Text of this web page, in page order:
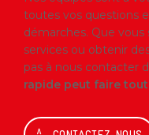
toutes vos questions
démarches. Que vous
services ou obtenir
pas à nous contacter
rapide peut faire